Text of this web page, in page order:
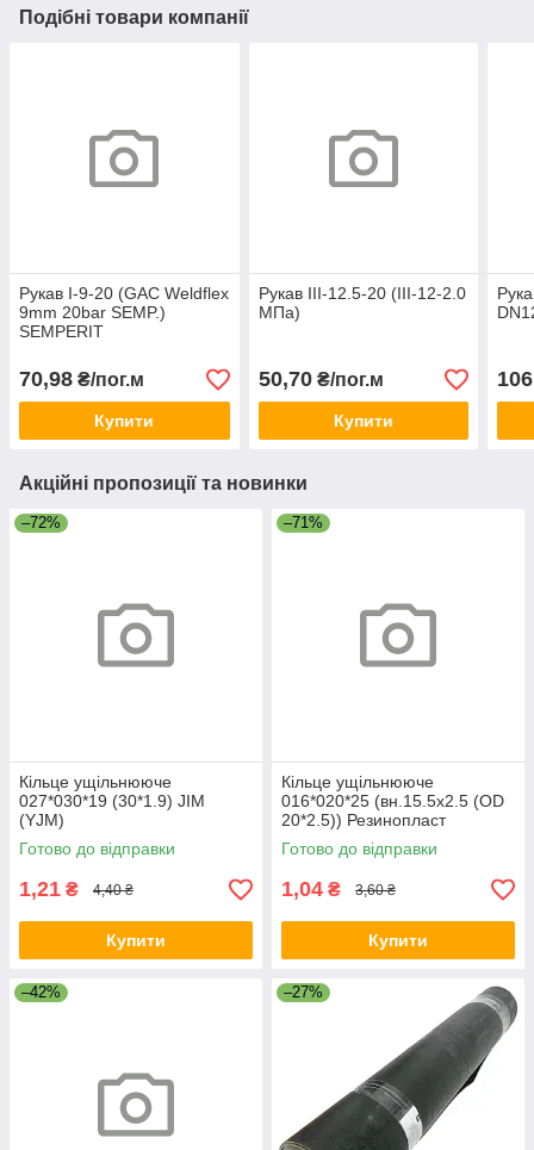
Подібні товари компанії
Рукав I-9-20 (GAC Weldflex
9mm 20bar SEMP.)
SEMPERIT
70,98 ₴/пог.м
Купити
Рукав III-12.5-20 (III-12-2.0
МПа)
50,70₴/пог.м
Купити
Акційні пропозиції та новинки
–72%
Кільце ущільнююче
027*030*19 (30*1.9) JIM
(YJM)
Готово до відправки
1,21 ₴ 4,40 ₴
Купити
–71%
Кільце ущільнююче
016*020*25 (вн.15.5х2.5 (OD
20*2.5)) Резинопласт
Готово до відправки
1,04 ₴ 3,60 ₴
Купити
–42% –27%